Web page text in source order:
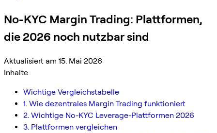
No-KYC Margin Trading: Plattformen,
die 2026 noch nutzbar sind
Aktualisiert am 15. Mai 2026
Inhalte
Wichtige Vergleichstabelle
1. Wie dezentrales Margin Trading funktioniert
2. Wichtige No-KYC Leverage-Plattformen 2026
3. Plattformen vergleichen